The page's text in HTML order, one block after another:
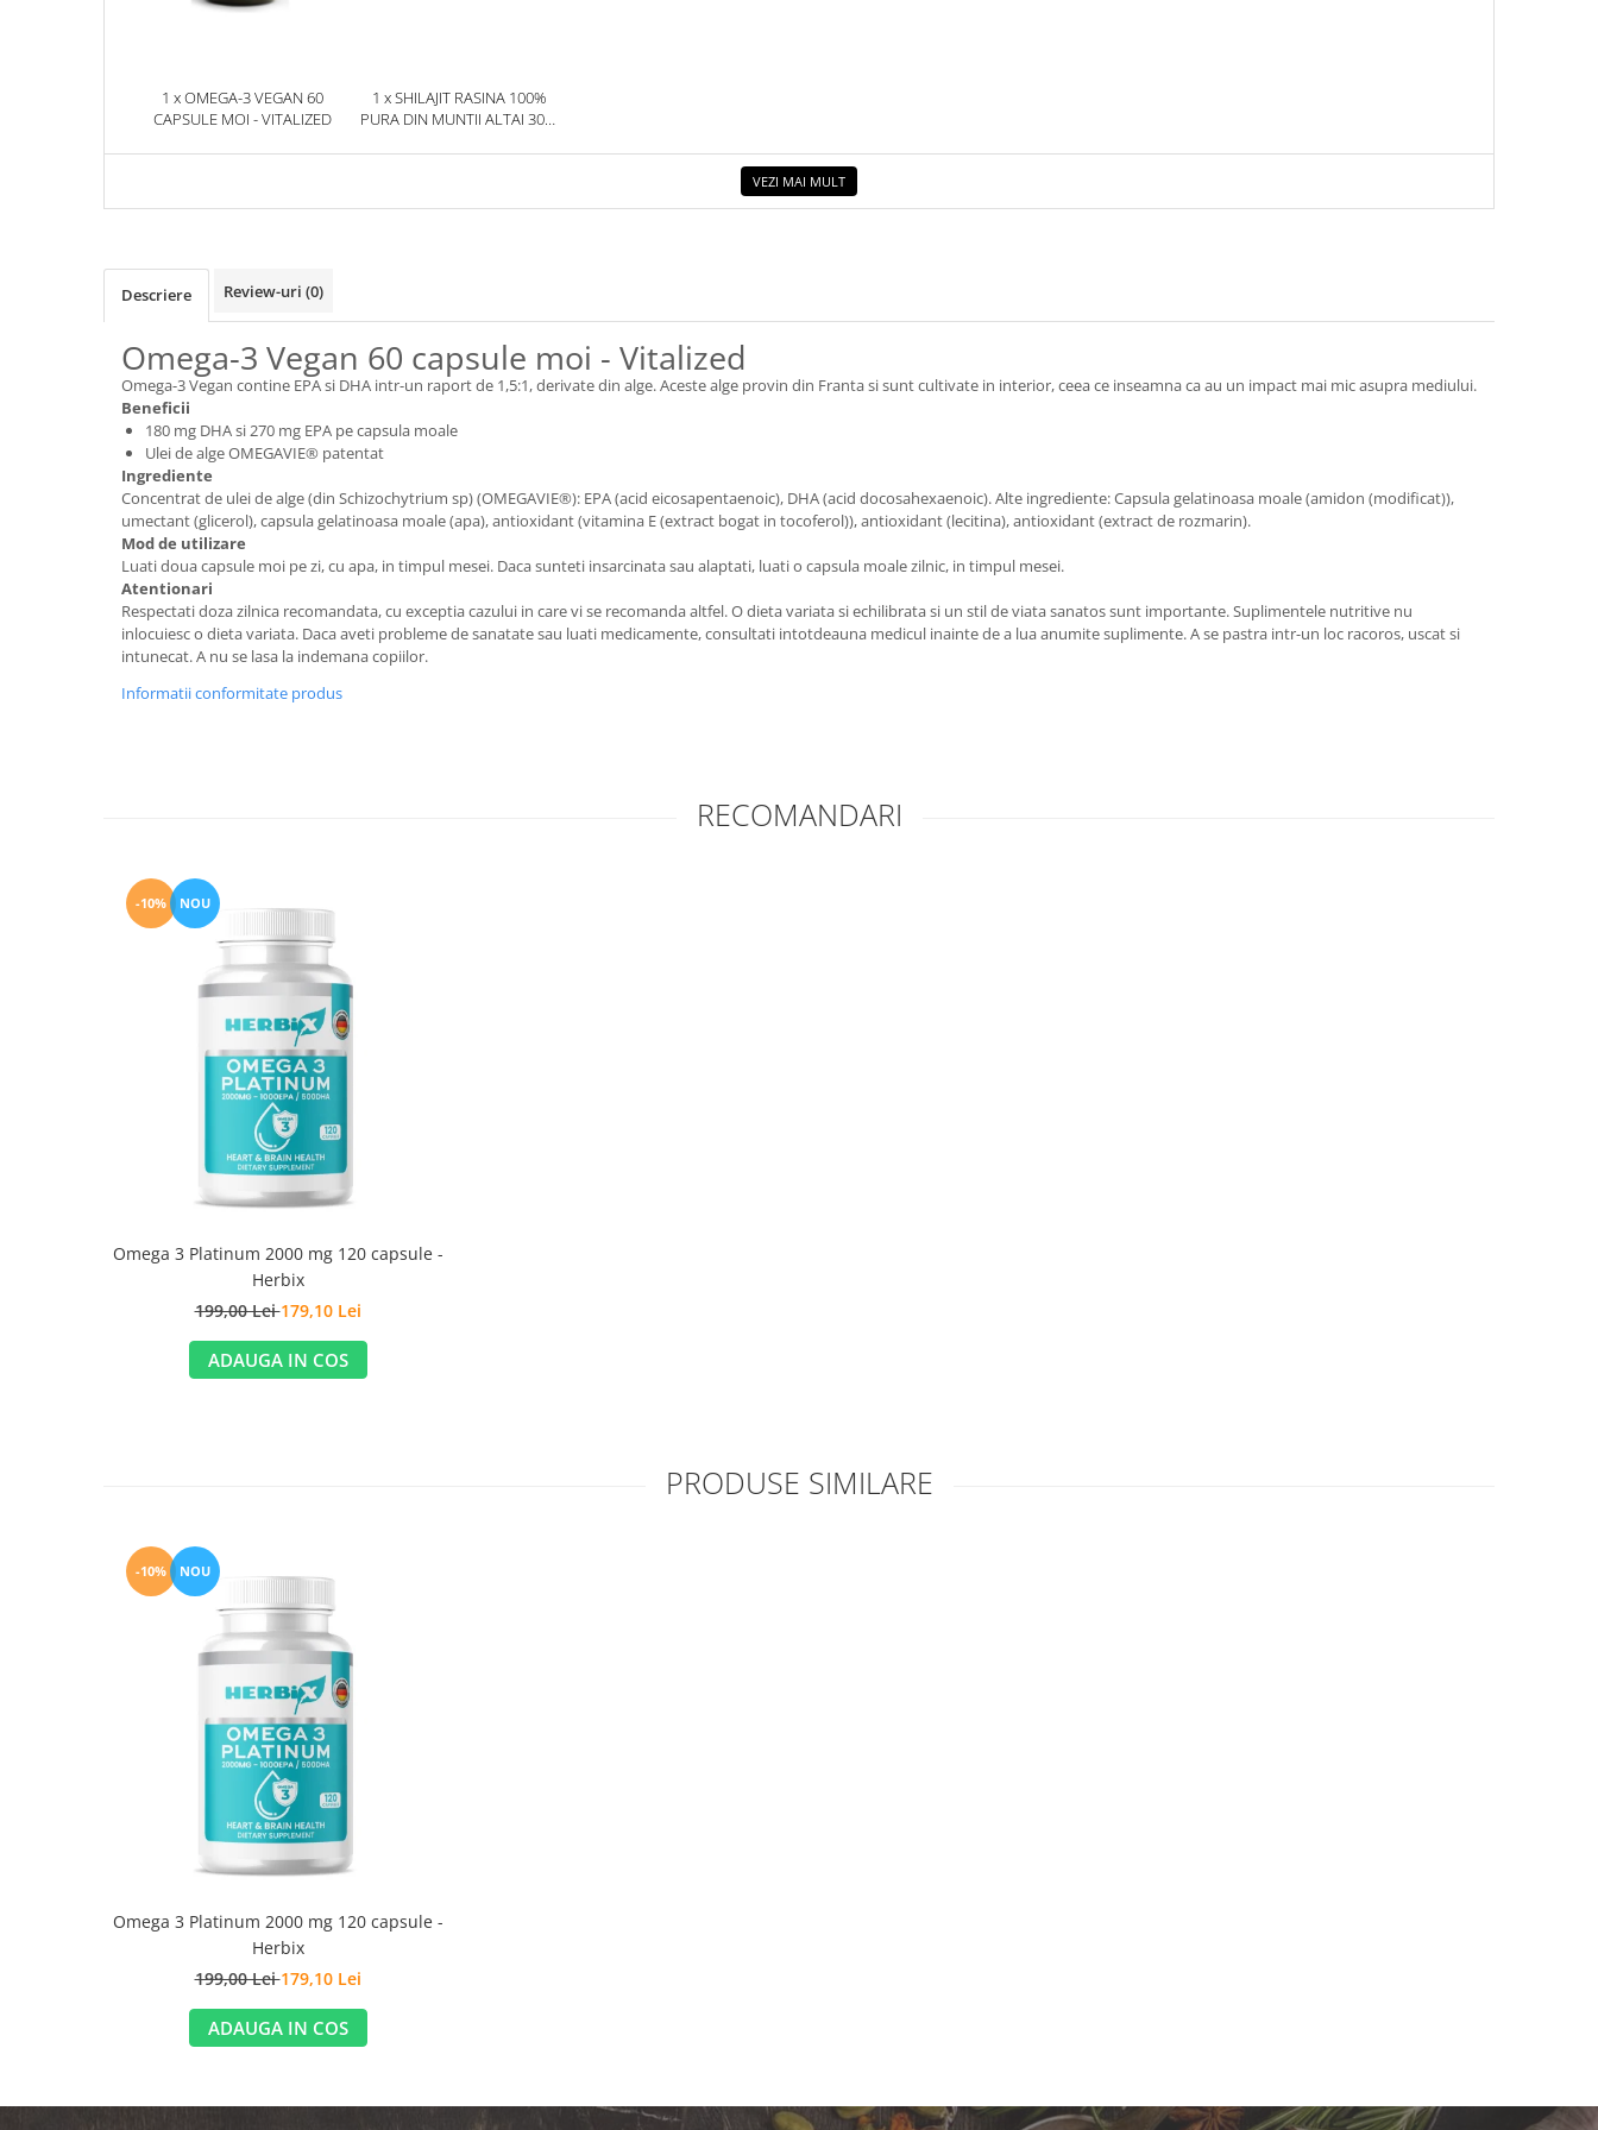
1 x OMEGA-3 VEGAN 60
CAPSULE MOI - VITALIZED
1 x SHILAJIT RASINA 100%
PURA DIN MUNTII ALTAI 30G.
VEZI MAI MULT
Descriere Review-uri (0)
Omega-3 Vegan 60 capsule moi - Vitalized
Omega-3 Vegan contine EPA si DHA intr-un raport de 1,5:1, derivate din alge. Aceste alge provin din Franta si sunt cultivate in interior, ceea ce inseamna ca au un impact mai mic asupra mediului.
Beneficii
180 mg DHA si 270 mg EPA pe capsula moale
Ulei de alge OMEGAVIE® patentat
Ingrediente
Concentrat de ulei de alge (din Schizochytrium sp) (OMEGAVIE®): EPA (acid eicosapentaenoic), DHA (acid docosahexaenoic). Alte ingrediente: Capsula gelatinoasa moale (amidon (modificat)),
umectant (glicerol), capsula gelatinoasa moale (apa), antioxidant (vitamina E (extract bogat in tocoferol)), antioxidant (lecitina), antioxidant (extract de rozmarin).
Mod de utilizare
Luati doua capsule moi pe zi, cu apa, in timpul mesei. Daca sunteti insarcinata sau alaptati, luati o capsula moale zilnic, in timpul mesei.
Atentionari
Respectati doza zilnica recomandata, cu exceptia cazului in care vi se recomanda altfel. O dieta variata si echilibrata si un stil de viata sanatos sunt importante. Suplimentele nutritive nu
inlocuiesc o dieta variata. Daca aveti probleme de sanatate sau luati medicamente, consultati intotdeauna medicul inainte de a lua anumite suplimente. A se pastra intr-un loc racoros, uscat si
intunecat. A nu se lasa la indemana copiilor.
Informatii conformitate produs
RECOMANDARI
-10% NOU
Omega 3 Platinum 2000 mg 120 capsule -
Herbix
199,00 Lei179,10 Lei
ADAUGA IN COS
PRODUSE SIMILARE
-10% NOU
Omega 3 Platinum 2000 mg 120 capsule -
Herbix
199,00 Lei179,10 Lei
ADAUGA IN COS